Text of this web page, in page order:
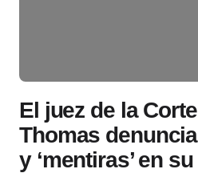
El juez de la
Thomas denuncia
y ‘mentiras’ en